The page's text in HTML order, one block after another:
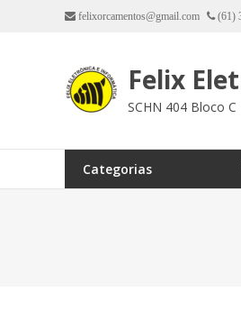
felixorcamentos@gmail.com (61)
Felix
SCHN 404 Bloco
Categorias